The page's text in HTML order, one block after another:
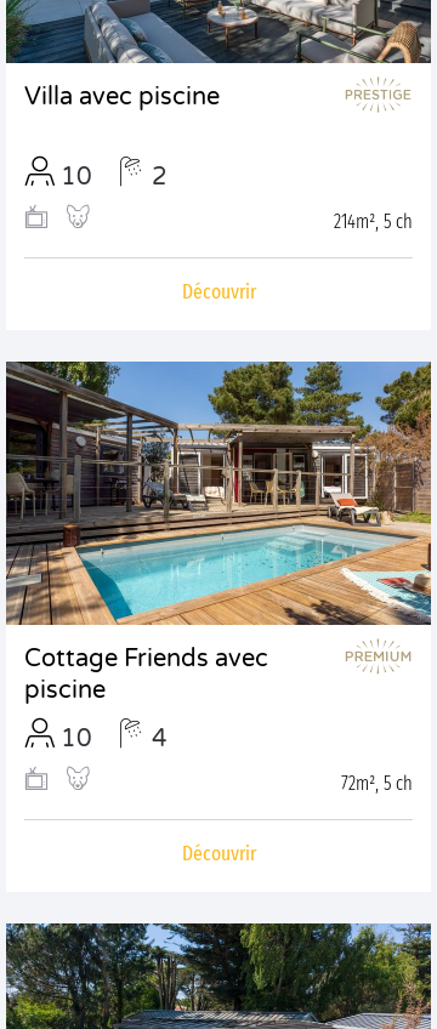
Villa avec piscine
10 2
214m², 5 ch
Découvrir
Cottage Friends avec
piscine
10
4
72m², 5 ch
Découvrir